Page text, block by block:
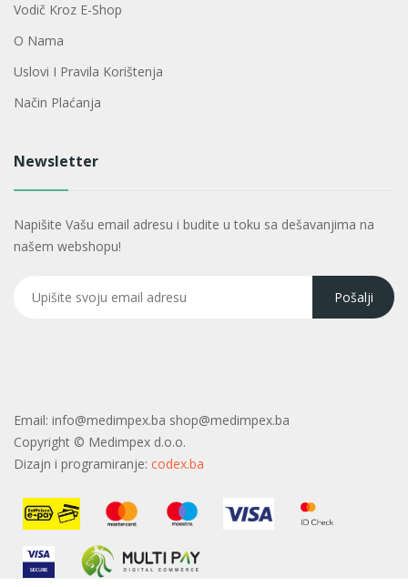
Vodič Kroz E-Shop
O Nama
Uslovi I Pravila Korištenja
Način Plaćanja
Newsletter
Napišite Vašu email adresu i budite u toku sa dešavanjima na
našem webshopu!
Email: info@medimpex.ba shop@medimpex.ba
Copyright © Medimpex d.o.o.
Dizajn i programiranje: codex.ba